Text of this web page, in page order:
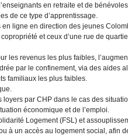
en retraite et de
de ce type d’apprentissage.
en ligne en direction des jeunes
et ceux d’une rue de
les revenus les plus faibles,
par le confinement, via des aides
familiaux les plus faibles.
loyers par CHP dans le cas des
économique et de l’emploi.
Logement (FSL) et
à un accès au logement social, afin